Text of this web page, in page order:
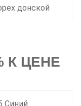
донской
К ЦЕНЕ